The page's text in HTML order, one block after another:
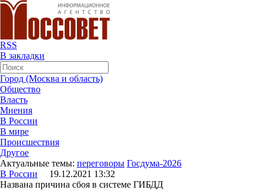
RSS
В закладки
Город (Москва и область)
Общество
Власть
Мнения
В России
В мире
Происшествия
Другое
Актуальные темы: переговоры Госдума-2026
В России 19.12.2021 13:32
Названа причина сбоя в системе ГИБДД